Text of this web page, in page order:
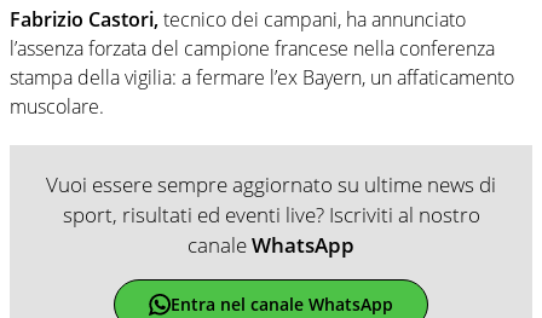
Fabrizio Castori,tecnico dei campani, ha annunciato
l’assenza forzata del campione francese nella conferenza
stampa della vigilia: a fermare l’ex Bayern, un affaticamento
muscolare.
Vuoi essere sempre aggiornato su ultime news di
sport, risultati ed eventi live? Iscriviti al nostro
canaleWhatsApp
Entra nel canale WhatsApp